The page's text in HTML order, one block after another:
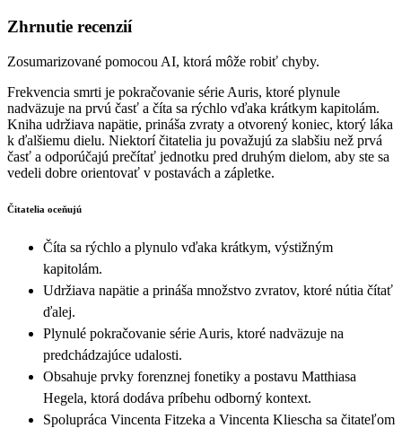
Zhrnutie recenzií
Zosumarizované pomocou AI, ktorá môže robiť chyby.
Frekvencia smrti je pokračovanie série Auris, ktoré plynule
nadväzuje na prvú časť a číta sa rýchlo vďaka krátkym kapitolám.
Kniha udržiava napätie, prináša zvraty a otvorený koniec, ktorý láka
k ďalšiemu dielu. Niektorí čitatelia ju považujú za slabšiu než prvá
časť a odporúčajú prečítať jednotku pred druhým dielom, aby ste sa
vedeli dobre orientovať v postavách a zápletke.
Čitatelia oceňujú
Číta sa rýchlo a plynulo vďaka krátkym, výstižným
kapitolám.
Udržiava napätie a prináša množstvo zvratov, ktoré nútia čítať
ďalej.
Plynulé pokračovanie série Auris, ktoré nadväzuje na
predchádzajúce udalosti.
Obsahuje prvky forenznej fonetiky a postavu Matthiasa
Hegela, ktorá dodáva príbehu odborný kontext.
Spolupráca Vincenta Fitzeka a Vincenta Kliescha sa čitateľom